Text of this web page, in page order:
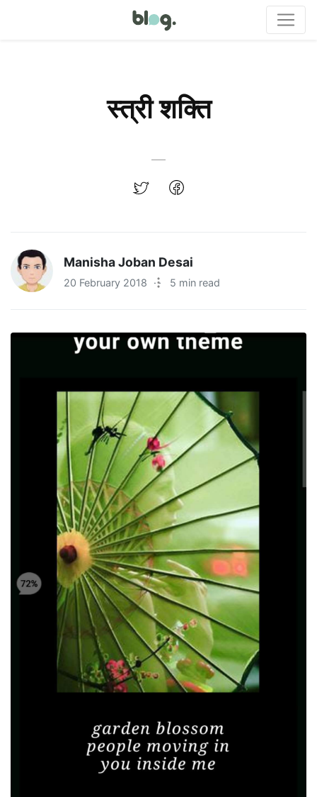
स्त्री शक्ति
Manisha Joban Desai
20 February 2018 · 5 min read